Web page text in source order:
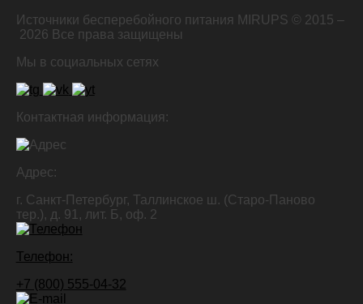
Источники бесперебойного питания MIRUPS © 2015 –
2026 Все права защищены
Мы в социальных сетях
Контактная информация:
Адрес:
г. Санкт-Петербург, Таллинское ш. (Старо-Паново
тер.), д. 91, лит. Б, оф. 2
Телефон:
+7 (800) 555-04-32